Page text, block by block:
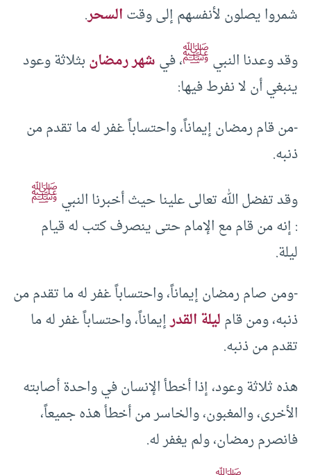
شمروا يصلون لأنفسهم إلى وقتالسحر.
وقد وعدنا النبيﷺ، فيشهر رمضانبثلاثة وعود
ينبغي أن لا نفرط فيها:
-من قام رمضان إيماناً، واحتساباً غفر له ما تقدم من
ذنبه.
وقد تفضل الله تعالى علينا حيث أخبرنا النبيﷺ
: إنه من قام مع الإمام حتى ينصرف كتب له قيام
ليلة.
-ومن صام رمضان إيماناً، واحتساباً غفر له ما تقدم من
ذنبه، ومن قامليلة القدرإيماناً، واحتساباً غفر له ما
تقدم من ذنبه.
هذه ثلاثة وعود، إذا أخطأ الإنسان في واحدة أصابته
الأخرى، والمغبون، والخاسر من أخطأ هذه جميعاً،
فانصرم رمضان، ولم يغفر له.